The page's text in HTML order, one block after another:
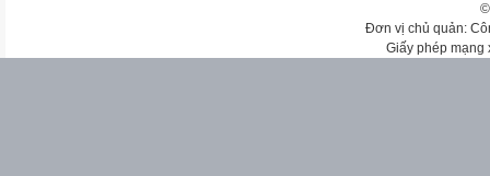
Đơn vị chủ quản:
Giấy phép mạng